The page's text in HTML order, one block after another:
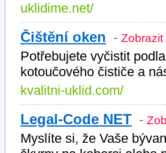
uklidime.net/
Čištění oken - Zobrazit
Potřebujete vyčistit
kotoučového čističe a
kvalitni-uklid.com/
Legal-Code NET -
Myslíte si, že Vaše